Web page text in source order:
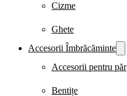
Cizme
Ghete
Accesorii Îmbrăcăminte
Accesorii pentru păr
Bentițe